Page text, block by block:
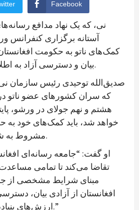
Facebook
نی، که یک نهاد مدافع
آستانه برگزاری کنفرانس
کمک‌های ناتو به حکومت
بیان و دسترسی آزاد به اطلاعات مشروط شود.
صدیق‌الله توحیدی رئیس سازمان
که سران کشورهای عضو ناتو
هشتم و نهم جولای در ورشو،
خواهد شد، باید کمک‌های خود به
مشروط به شرط‌های خاصی کند.
او گفت: “جامعه رسانه‌ای
تقاضا می‌کند تا تمامی
مبنای شرایط مشخصی از
افغانستان از آزادی بیان،
ارزش‌های بنیادین دموکراسی باشد.”